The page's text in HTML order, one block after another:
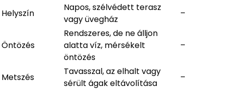
Helyszín
Napos, szélvédett terasz
vagy üvegház
–
Öntözés
Rendszeres, de ne álljon
alatta víz, mérsékelt
öntözés
–
Metszés
Tavasszal, az elhalt vagy
sérült ágak eltávolítása
–